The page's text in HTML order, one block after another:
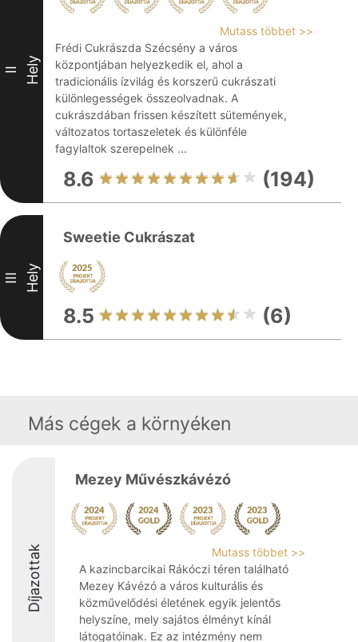
II Hely
Mutass többet >>
Frédi Cukrászda Szécsény a város
központjában helyezkedik el, ahol a
tradicionális ízvilág és korszerű cukrászati
különlegességek összeolvadnak. A
cukrászdában frissen készített sütemények,
változatos tortaszeletek és különféle
fagylaltok szerepelnek ...
8.6 (194)
III Hely
Sweetie Cukrászat
8.5 (6)
Más cégek a környéken
Díjazottak
Mezey Művészkávézó
Mutass többet >>
A kazincbarcikai Rákóczi téren található
Mezey Kávézó a város kulturális és
közművelődési életének egyik jelentős
helyszíne, mely sajátos élményt kínál
látogatóinak. Ez az intézmény nem